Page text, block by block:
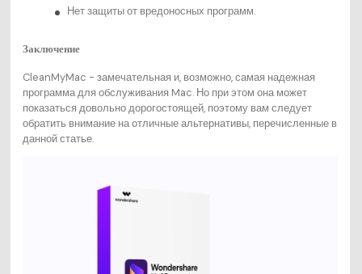
Нет защиты от вредоносных программ.
Заключение
CleanMyMac - замечательная и, возможно, самая надежная
программа для обслуживания Mac. Но при этом она может
показаться довольно дорогостоящей, поэтому вам следует
обратить внимание на отличные альтернативы, перечисленные в
данной статье.